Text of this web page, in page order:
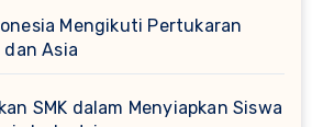
Mengikuti Pertukaran
dan Asia
SMK dalam Menyiapkan Siswa